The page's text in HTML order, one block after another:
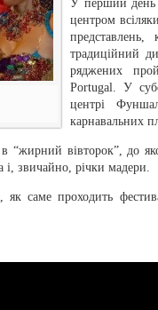
У перший день
центром
представлень,
традиційний
ряджених
Portugal. У
центрі
карнавальних
“жирний вівторок”, до
і, звичайно, річки мадери.
саме проходить